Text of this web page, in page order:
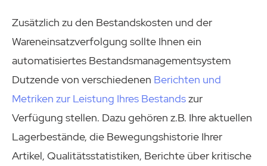
Zusätzlich zu den Bestandskosten und der
Wareneinsatzverfolgung sollte Ihnen ein
automatisiertes Bestandsmanagementsystem
Dutzende von verschiedenen Berichten und
Metriken zur Leistung Ihres Bestandszur
Verfügung stellen. Dazu gehören z.B. Ihre aktuellen
Lagerbestände, die Bewegungshistorie Ihrer
Artikel, Qualitätsstatistiken, Berichte über kritische